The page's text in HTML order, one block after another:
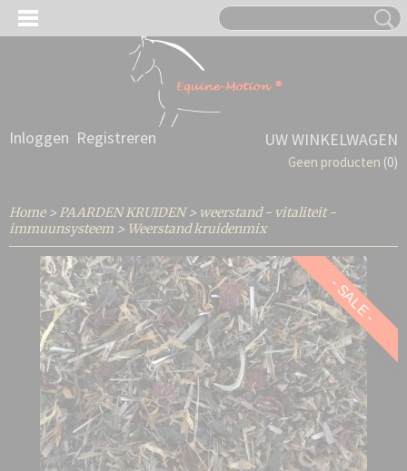
Inloggen Registreren UW WINKELWAGEN
Geen producten (0)
Home> PAARDEN KRUIDEN> weerstand - vitaliteit -
immuunsysteem > Weerstand kruidenmix
- SALE -